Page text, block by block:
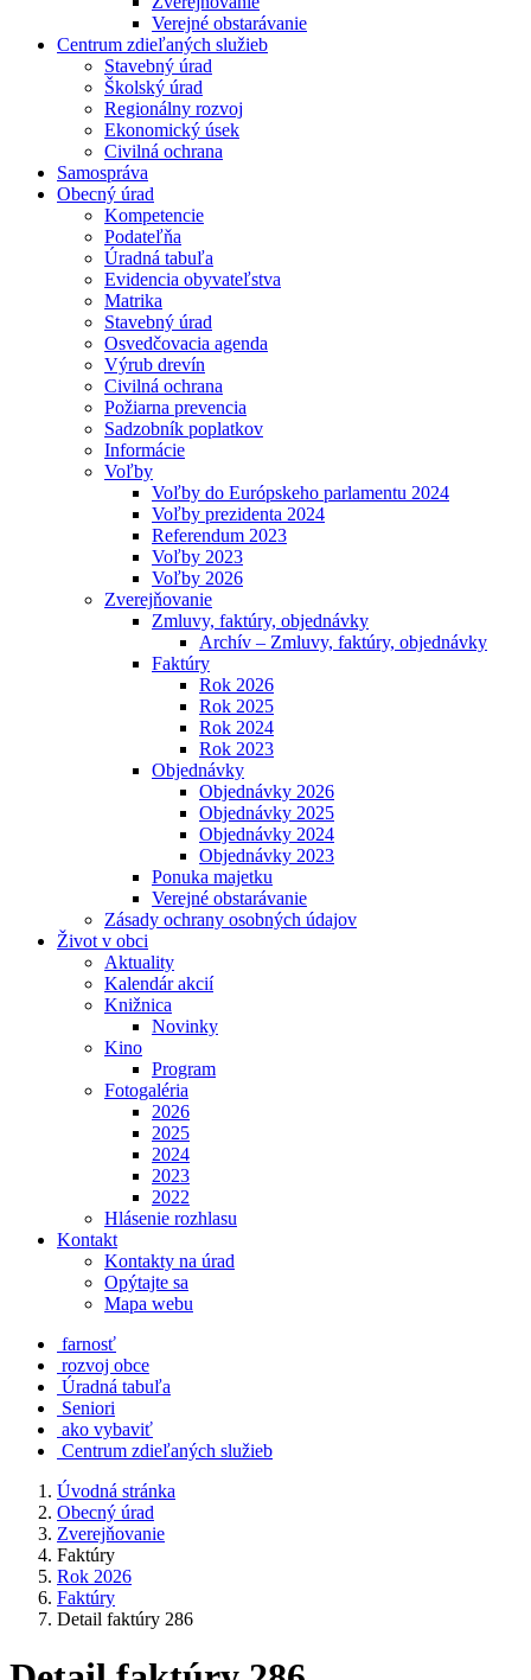
Verejné obstarávanie
Centrum zdieľaných služieb
Stavebný úrad
Školský úrad
Regionálny rozvoj
Ekonomický úsek
Civilná ochrana
Samospráva
Obecný úrad
Kompetencie
Podateľňa
Úradná tabuľa
Evidencia obyvateľstva
Matrika
Stavebný úrad
Osvedčovacia agenda
Výrub drevín
Civilná ochrana
Požiarna prevencia
Sadzobník poplatkov
Informácie
Voľby
Voľby do Európskeho parlamentu 2024
Voľby prezidenta 2024
Referendum 2023
Voľby 2023
Voľby 2026
Zverejňovanie
Zmluvy, faktúry, objednávky
Archív – Zmluvy, faktúry, objednávky
Faktúry
Rok 2026
Rok 2025
Rok 2024
Rok 2023
Objednávky
Objednávky 2026
Objednávky 2025
Objednávky 2024
Objednávky 2023
Ponuka majetku
Verejné obstarávanie
Zásady ochrany osobných údajov
Život v obci
Aktuality
Kalendár akcií
Knižnica
Novinky
Kino
Program
Fotogaléria
2026
2025
2024
2023
2022
Hlásenie rozhlasu
Kontakt
Kontakty na úrad
Opýtajte sa
Mapa webu
farnosť
rozvoj obce
Úradná tabuľa
Seniori
ako vybaviť
Centrum zdieľaných služieb
Úvodná stránka
Obecný úrad
Zverejňovanie
Faktúry
Rok 2026
Faktúry
Detail faktúry 286